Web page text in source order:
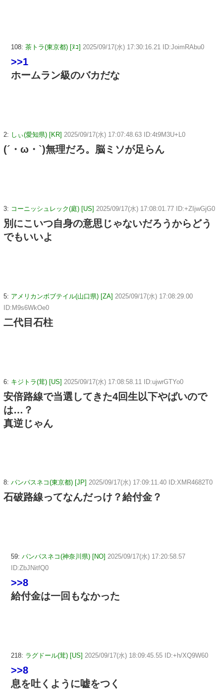
108: 茶トラ(東京都) [ﾇｺ] 2025/09/17(水) 17:30:16.21 ID:JoimRAbu0
>>1
ホームラン級のバカだな
2: しぃ(愛知県) [KR] 2025/09/17(水) 17:07:48.63 ID:4t9M3U+L0
(´・ω・`)無理だろ。脳ミソが足らん
3: コーニッシュレック(庭) [US] 2025/09/17(水) 17:08:01.77 ID:+ZIjwGjG0
別にこいつ自身の意思じゃないだろうからどう
でもいいよ
5: アメリカンボブテイル(山口県) [ZA] 2025/09/17(水) 17:08:29.00
ID:M9s6WkOe0
二代目石柱
6: キジトラ(茸) [US] 2025/09/17(水) 17:08:58.11 ID:ujwrGTYo0
安倍路線で当選してきた4回生以下やばいので
は…？
真逆じゃん
8: パンパスネコ(東京都) [JP] 2025/09/17(水) 17:09:11.40 ID:XMR4682T0
石破路線ってなんだっけ？給付金？
59: パンパスネコ(神奈川県) [NO] 2025/09/17(水) 17:20:58.57
ID:ZbJNitfQ0
>>8
給付金は一回もなかった
218: ラグドール(茸) [US] 2025/09/17(水) 18:09:45.55 ID:+h/XQ9W60
>>8
息を吐くように嘘をつく